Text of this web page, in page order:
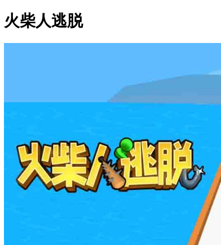
火柴人逃脱